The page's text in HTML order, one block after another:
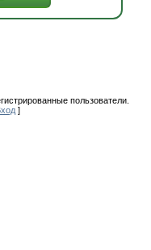
пользователи.
]